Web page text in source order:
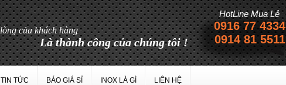
HotLine Mua Lẻ
0916 77 4334
0914 81 5511
TIN TỨC BÁO GIÁ SỈ INOX LÀ GÌ LIÊN HỆ